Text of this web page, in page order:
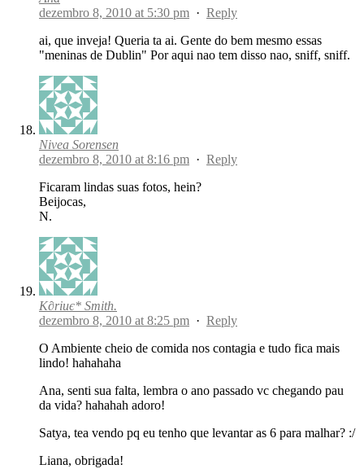
dezembro 8, 2010 at 5:30 pm · Reply
ai, que inveja! Queria ta ai. Gente do bem mesmo essas
"meninas de Dublin" Por aqui nao tem disso nao, sniff, sniff.
Nivea Sorensen
dezembro 8, 2010 at 8:16 pm · Reply
Ficaram lindas suas fotos, hein?
Beijocas,
N.
K∂riиє* Smith.
dezembro 8, 2010 at 8:25 pm · Reply
O Ambiente cheio de comida nos contagia e tudo fica mais
lindo! hahahaha
Ana, senti sua falta, lembra o ano passado vc chegando pau
da vida? hahahah adoro!
Satya, tea vendo pq eu tenho que levantar as 6 para malhar? :/
Liana, obrigada!